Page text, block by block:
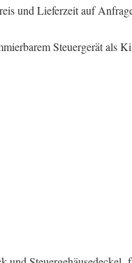
und Lieferzeit auf
Steuergerät als